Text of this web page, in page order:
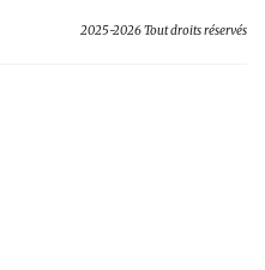
2025-2026 Tout droits réservés